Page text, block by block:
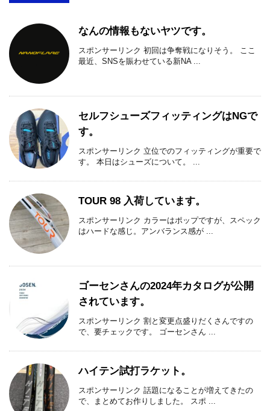
なんの情報もないヤツです。
スポンサーリンク 初回は争奪戦になりそう。 ここ
最近、SNSを賑わせている新NA ...
セルフシューズフィッティングはNGで
す。
スポンサーリンク 立位でのフィッティングが重要で
す。 本日はシューズについて。 ...
TOUR 98 入荷しています。
スポンサーリンク カラーはポップですが、スペック
はハードな感じ。アンバランス感が ...
ゴーセンさんの2024年カタログが公開
されています。
スポンサーリンク 割と変更点盛りだくさんですの
で、要チェックです。 ゴーセンさん ...
ハイテン試打ラケット。
スポンサーリンク 話題になることが増えてきたの
で、まとめてお作りしました。 スポ ...